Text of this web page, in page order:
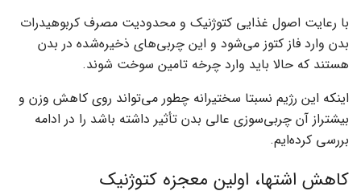
با رعایت اصول غذایی کتوژنیک و محدودیت مصرف کربوهیدرات
بدن وارد فاز کتوز می‌شود و این چربی‌های ذخیره‌شده در بدن
هستند که حالا باید وارد چرخه تامین سوخت شوند.
اینکه این رژیم نسبتا سختیرانه چطور می‌تواند روی کاهش وزن و
بیشتراز آن چربی‌سوزی عالی بدن تأثیر داشته باشد را در ادامه
بررسی کرده‌ایم.
کاهش اشتها، اولین معجزه کتوژنیک